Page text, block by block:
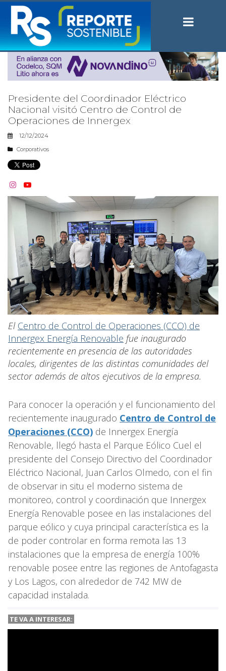
Presidente del Coordinador Eléctrico
Nacional visitó Centro de Control de
Operaciones de Innergex
12/12/2024
Corporativos
 
El Centro de Control de Operaciones (CCO) de
Innergex Energía Renovable fue inaugurado
recientemente en presencia de las autoridades
locales, dirigentes de las distintas comunidades del
sector además de altos ejecutivos de la empresa.
Para conocer la operación y el funcionamiento del
recientemente inaugurado Centro de Control de
Operaciones (CCO) de Innergex Energía
Renovable, llegó hasta el Parque Eólico Cuel el
presidente del Consejo Directivo del Coordinador
Eléctrico Nacional, Juan Carlos Olmedo, con el fin
de observar in situ el moderno sistema de
monitoreo, control y coordinación que Innergex
Energía Renovable posee en las instalaciones del
parque eólico y cuya principal característica es la
de poder controlar en forma remota las 13
instalaciones que la empresa de energía 100%
renovable posee entre las regiones de Antofagasta
y Los Lagos, con alrededor de 742 MW de
capacidad instalada.
TE VA A INTERESAR: